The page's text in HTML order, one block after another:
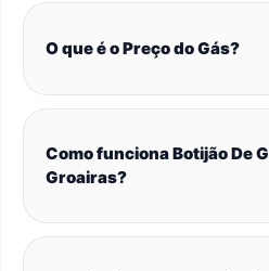
O que é o Preço do Gás?
Como funciona Botijão De
Groairas?